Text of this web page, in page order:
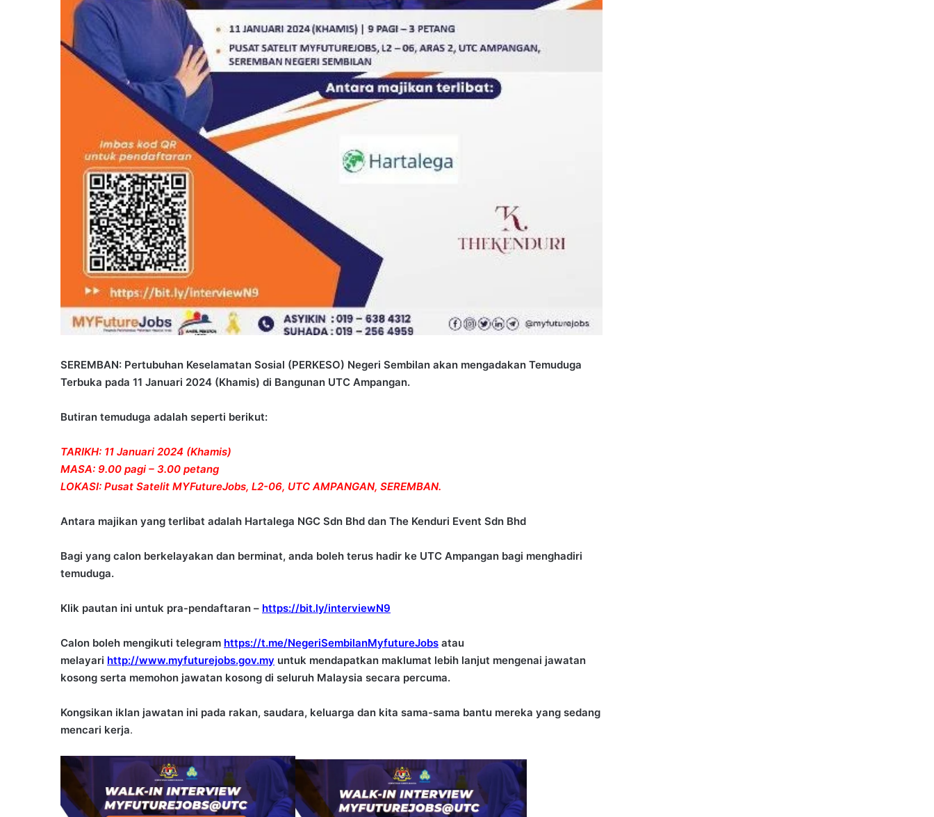
SEREMBAN: Pertubuhan Keselamatan Sosial (PERKESO) Negeri Sembilan akan mengadakan Temuduga
Terbuka pada 11 Januari 2024 (Khamis) di Bangunan UTC Ampangan.
Butiran temuduga adalah seperti berikut:
TARIKH: 11 Januari 2024 (Khamis)
MASA: 9.00 pagi – 3.00 petang
LOKASI: Pusat Satelit MYFutureJobs, L2-06, UTC AMPANGAN, SEREMBAN.
Antara majikan yang terlibat adalah Hartalega NGC Sdn Bhd dan The Kenduri Event Sdn Bhd
Bagi yang calon berkelayakan dan berminat, anda boleh terus hadir ke UTC Ampangan bagi menghadiri
temuduga.
Klik pautan ini untuk pra-pendaftaran – https://bit.ly/interviewN9
Calon boleh mengikuti telegram https://t.me/NegeriSembilanMyfutureJobs atau
melayari http://www.myfuturejobs.gov.my untuk mendapatkan maklumat lebih lanjut mengenai jawatan
kosong serta memohon jawatan kosong di seluruh Malaysia secara percuma.
Kongsikan iklan jawatan ini pada rakan, saudara, keluarga dan kita sama-sama bantu mereka yang sedang
mencari kerja.